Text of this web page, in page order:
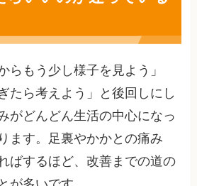
らもう少し様子を見よう」
たら考えよう」と後回しにし
がどんどん生活の中心になっ
ます。足裏やかかとの痛み
ばするほど、改善までの道の